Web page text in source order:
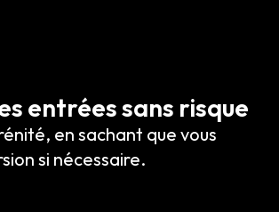
entrées sans risque
en sachant que vous
si nécessaire.